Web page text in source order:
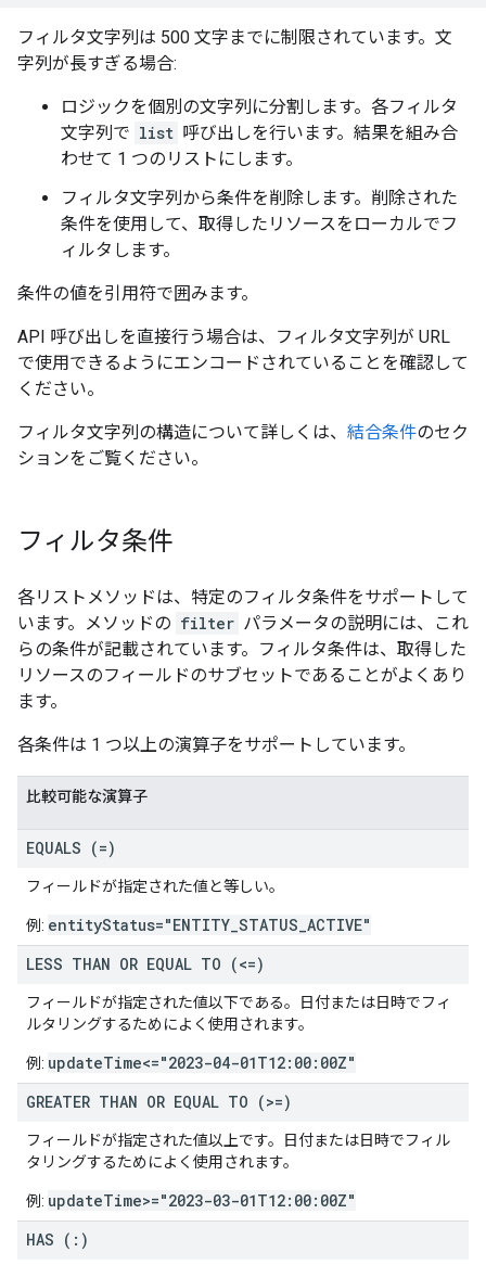
フィルタ文字列は 500 文字までに制限されています。文
字列が長すぎる場合:
ロジックを個別の文字列に分割します。各フィルタ
文字列で list 呼び出しを行います。結果を組み合
わせて 1 つのリストにします。
フィルタ文字列から条件を削除します。削除された
条件を使用して、取得したリソースをローカルでフ
ィルタします。
条件の値を引用符で囲みます。
API 呼び出しを直接行う場合は、フィルタ文字列が URL
で使用できるようにエンコードされていることを確認して
ください。
フィルタ文字列の構造について詳しくは、 結合条件のセク
ションをご覧ください。
フィルタ条件
各リストメソッドは、特定のフィルタ条件をサポートして
います。メソッドの filter パラメータの説明には、これ
らの条件が記載されています。フィルタ条件は、取得した
リソースのフィールドのサブセットであることがよくあり
ます。
各条件は 1 つ以上の演算子をサポートしています。
比較可能な演算子
EQUALS (=)
フィールドが指定された値と等しい。
例: entityStatus="ENTITY_STATUS_ACTIVE"
LESS THAN OR EQUAL TO (<=)
フィールドが指定された値以下である。日付または日時でフィ
ルタリングするためによく使用されます。
例: updateTime<="2023-04-01T12:00:00Z"
GREATER THAN OR EQUAL TO (>=)
フィールドが指定された値以上です。日付または日時でフィル
タリングするためによく使用されます。
例: updateTime>="2023-03-01T12:00:00Z"
HAS (:)